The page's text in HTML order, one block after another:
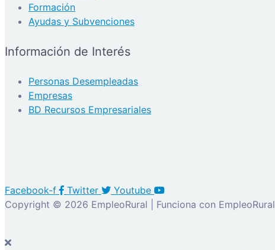
Formación
Ayudas y Subvenciones
Información de Interés
Personas Desempleadas
Empresas
BD Recursos Empresariales
Facebook-f Twitter
Youtube
Copyright © 2026 EmpleoRural | Funciona con EmpleoRural